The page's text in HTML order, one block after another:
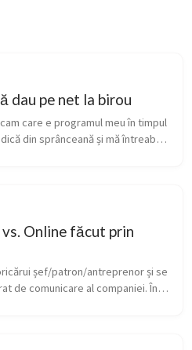
dau pe net la birou
care e programul meu în timpul
din sprânceană și mă întreabă
Online făcut prin
șef/patron/antreprenor și se
de comunicare al companiei. În